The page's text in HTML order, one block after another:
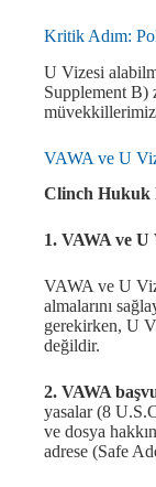
Kritik Adım:
U Vizesi
Supplement B)
müvekkillerimiz
VAWA ve U
Clinch Hukuk
1. VAWA ve
VAWA ve U
almalarını
gerekirken, U
değildir.
2. VAWA
yasalar (8
ve dosya
adrese (Safe